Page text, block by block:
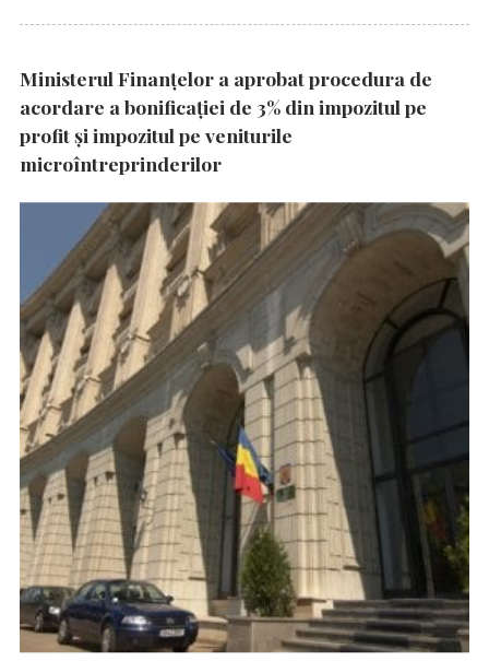
Ministerul Finanțelor a aprobat procedura de
acordare a bonificației de 3% din impozitul pe
profit și impozitul pe veniturile
microîntreprinderilor